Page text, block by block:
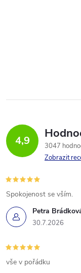
4,9
3047
Zobrazit
Petra
30.7.2026
Spokojenost se vším.
vše v pořádku